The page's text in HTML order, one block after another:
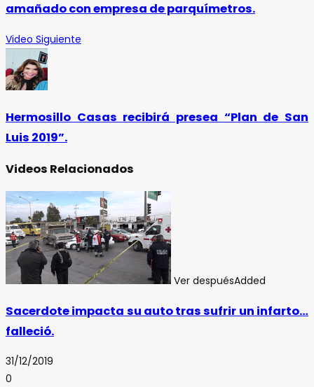
amañado con empresa de parquímetros.
Video Siguiente
Hermosillo Casas recibirá presea “Plan de San
Luis 2019”.
Videos Relacionados
Ver despuésAdded
Sacerdote impacta su auto tras sufrir un infarto…
falleció.
31/12/2019
0